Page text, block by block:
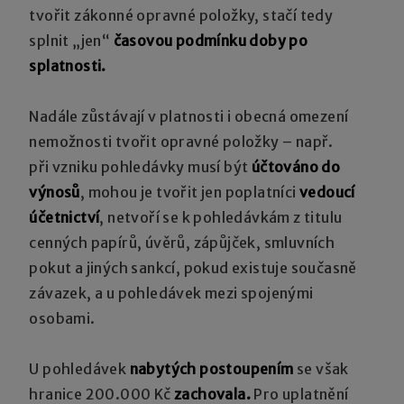
tvořit zákonné opravné položky, stačí tedy
splnit „jen“ časovou podmínku doby po
splatnosti.
Nadále zůstávají v platnosti i obecná omezení
nemožnosti tvořit opravné položky – např.
při vzniku pohledávky musí být účtováno do
výnosů, mohou je tvořit jen poplatnícivedoucí
účetnictví, netvoří se k pohledávkám z titulu
cenných papírů, úvěrů, zápůjček, smluvních
pokut a jiných sankcí, pokud existuje současně
závazek, a u pohledávek mezi spojenými
osobami.
U pohledávek nabytých postoupením se však
hranice 200.000 Kčzachovala. Pro uplatnění